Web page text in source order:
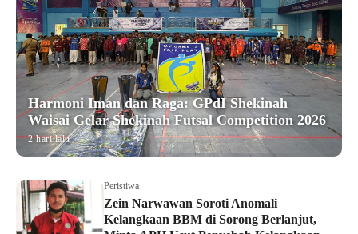
Harmoni Iman dan Raga: GPdI Shekinah
Waisai Gelar Shekinah Futsal Competition 2026
2 hari lalu
Peristiwa
Zein Narwawan Soroti Anomali
Kelangkaan BBM di Sorong Berlanjut,